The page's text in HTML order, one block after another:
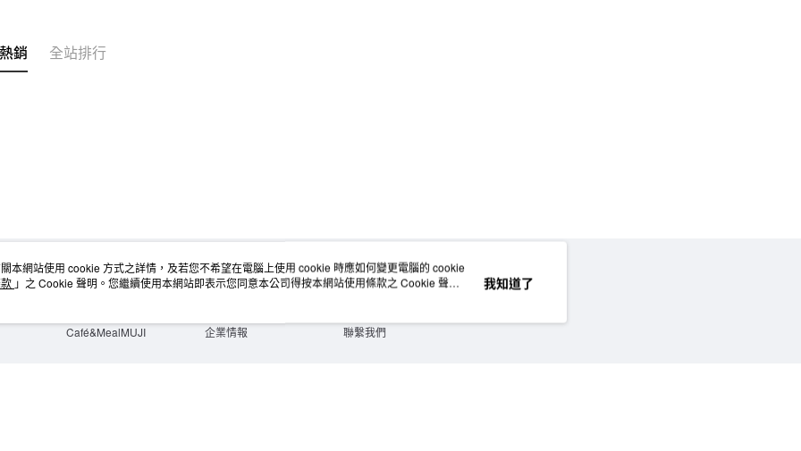
銷 全站排行
店舖情報
門市服務
Café&MealMUJI
空間改造企劃服務
大宗採購
企業情報
會員服務
人才招募
聯繫我們
本網站使用 cookie 方式之詳情，及若您不希望在電腦上使用 cookie 時應如何變更電腦的 cookie
」之 Cookie 聲明。您繼續使用本網站即表示您同意本公司得按本網站使用條款之 Cookie 聲明 我知道了